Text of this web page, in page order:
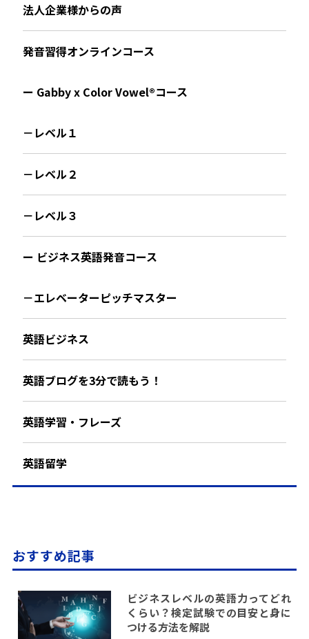
法人企業様からの声
発音習得オンラインコース
ー Gabby x Color Vowel®︎コース
－レベル１
－レベル２
－レベル３
ー ビジネス英語発音コース
－エレベーターピッチマスター
英語ビジネス
英語ブログを3分で読もう！
英語学習・フレーズ
英語留学
おすすめ記事
ビジネスレベルの英語力ってどれ
くらい？検定試験での目安と身に
つける方法を解説